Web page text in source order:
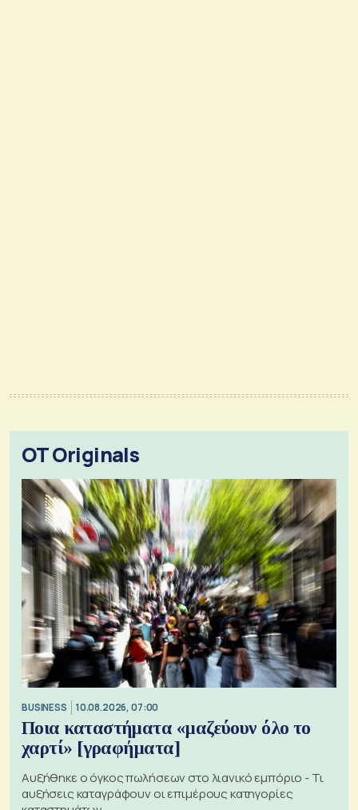
OT Originals
BUSINESS 10.08.2026, 07:00
Ποια καταστήματα «μαζεύουν όλο το
χαρτί» [γραφήματα]
Αυξήθηκε ο όγκος πωλήσεων στο λιανικό εμπόριο - Τι
αυξήσεις καταγράφουν οι επιμέρους κατηγορίες